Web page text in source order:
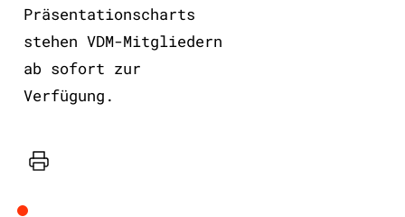
Präsentationscharts
stehen VDM-Mitgliedern
ab sofort zur
Verfügung.
Drucker